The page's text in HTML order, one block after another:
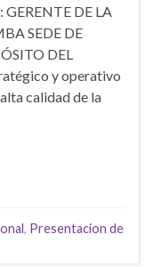
DE LA
SEDE DE
DEL
y operativo
calidad de la
, Presentacion de